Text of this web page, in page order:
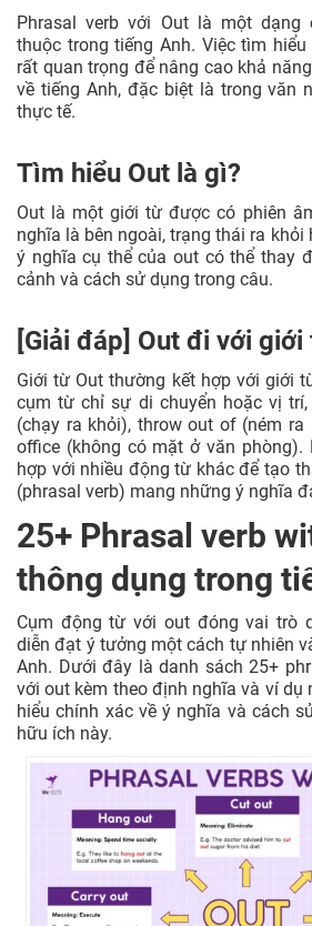
Phrasal verb với Out là một dạng
thuộc trong tiếng Anh. Việc tìm
rất quan trọng để nâng cao khả
về tiếng Anh, đặc biệt là trong văn
thực tế.
Tìm hiểu Out là gì?
Out là một giới từ được có phiên
nghĩa là bên ngoài, trạng thái ra khỏi
ý nghĩa cụ thể của out có thể thay
cảnh và cách sử dụng trong câu.
[Giải đáp] Out đi với giới
Giới từ Out thường kết hợp với giới
cụm từ chỉ sự di chuyển hoặc vị
(chạy ra khỏi), throw out of (ném
office (không có mặt ở văn phòng).
hợp với nhiều động từ khác để tạo
(phrasal verb) mang những ý nghĩa
25+ Phrasal verb
thông dụng trong
Cụm động từ với out đóng vai trò
diễn đạt ý tưởng một cách tự nhiên
Anh. Dưới đây là danh sách 25+
với out kèm theo định nghĩa và ví dụ
hiểu chính xác về ý nghĩa và cách
hữu ích này.